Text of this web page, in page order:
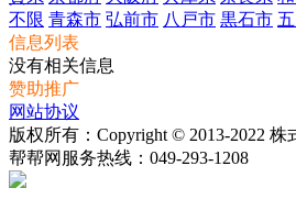
不限 青森市 弘前市 八戸市 黒石市
信息列表
没有相关信息
赞助推广
网站协议
版权所有：Copyright © 2013-2022 株
帮帮网服务热线： 049-293-1208